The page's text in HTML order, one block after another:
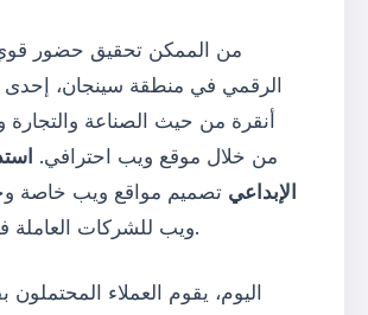
من الممكن تحقيق حضور
الرقمي في منطقة سينجان،
أنقرة من حيث الصناعة والتجارة
من خلال موقع ويب احترافي.
الإبداعي تصميم مواقع ويب خاصة
ويب للشركات العاملة في شينجيانغ.
اليوم، يقوم العملاء